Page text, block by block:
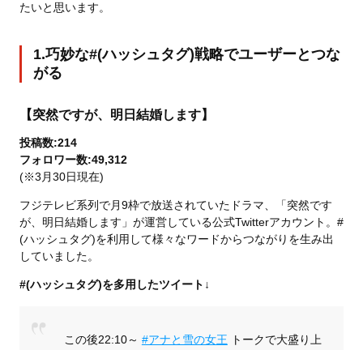
たいと思います。
1.巧妙な#(ハッシュタグ)戦略でユーザーとつな
がる
【突然ですが、明日結婚します】
投稿数:214
フォロワー数:49,312
(※3月30日現在)
フジテレビ系列で月9枠で放送されていたドラマ、「突然です
が、明日結婚します」が運営している公式Twitterアカウント。#
(ハッシュタグ)を利用して様々なワードからつながりを生み出
していました。
#(ハッシュタグ)を多用したツイート↓
この後22:10～ #アナと雪の女王 トークで大盛り上